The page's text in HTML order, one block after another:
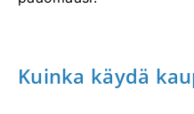
Kuinka käydä